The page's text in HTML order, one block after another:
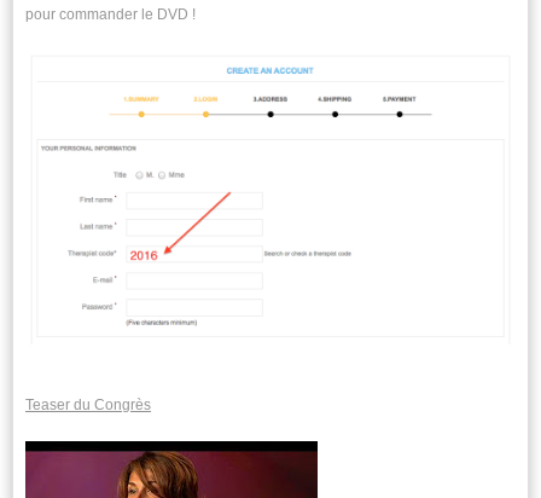
pour commander le DVD !
Teaser du Congrès